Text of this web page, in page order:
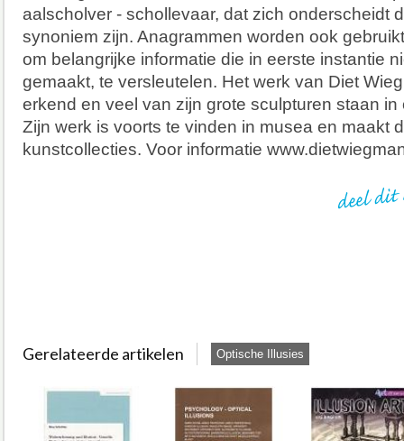
aalscholver - schollevaar, dat zich onderscheidt
synoniem zijn. Anagrammen worden ook
om belangrijke informatie die in eerste instantie
gemaakt, te versleutelen. Het werk van Diet
erkend en veel van zijn grote sculpturen staan in
Zijn werk is voorts te vinden in musea en maakt
kunstcollecties. Voor informatie
Gerelateerde artikelen Optische Illusies